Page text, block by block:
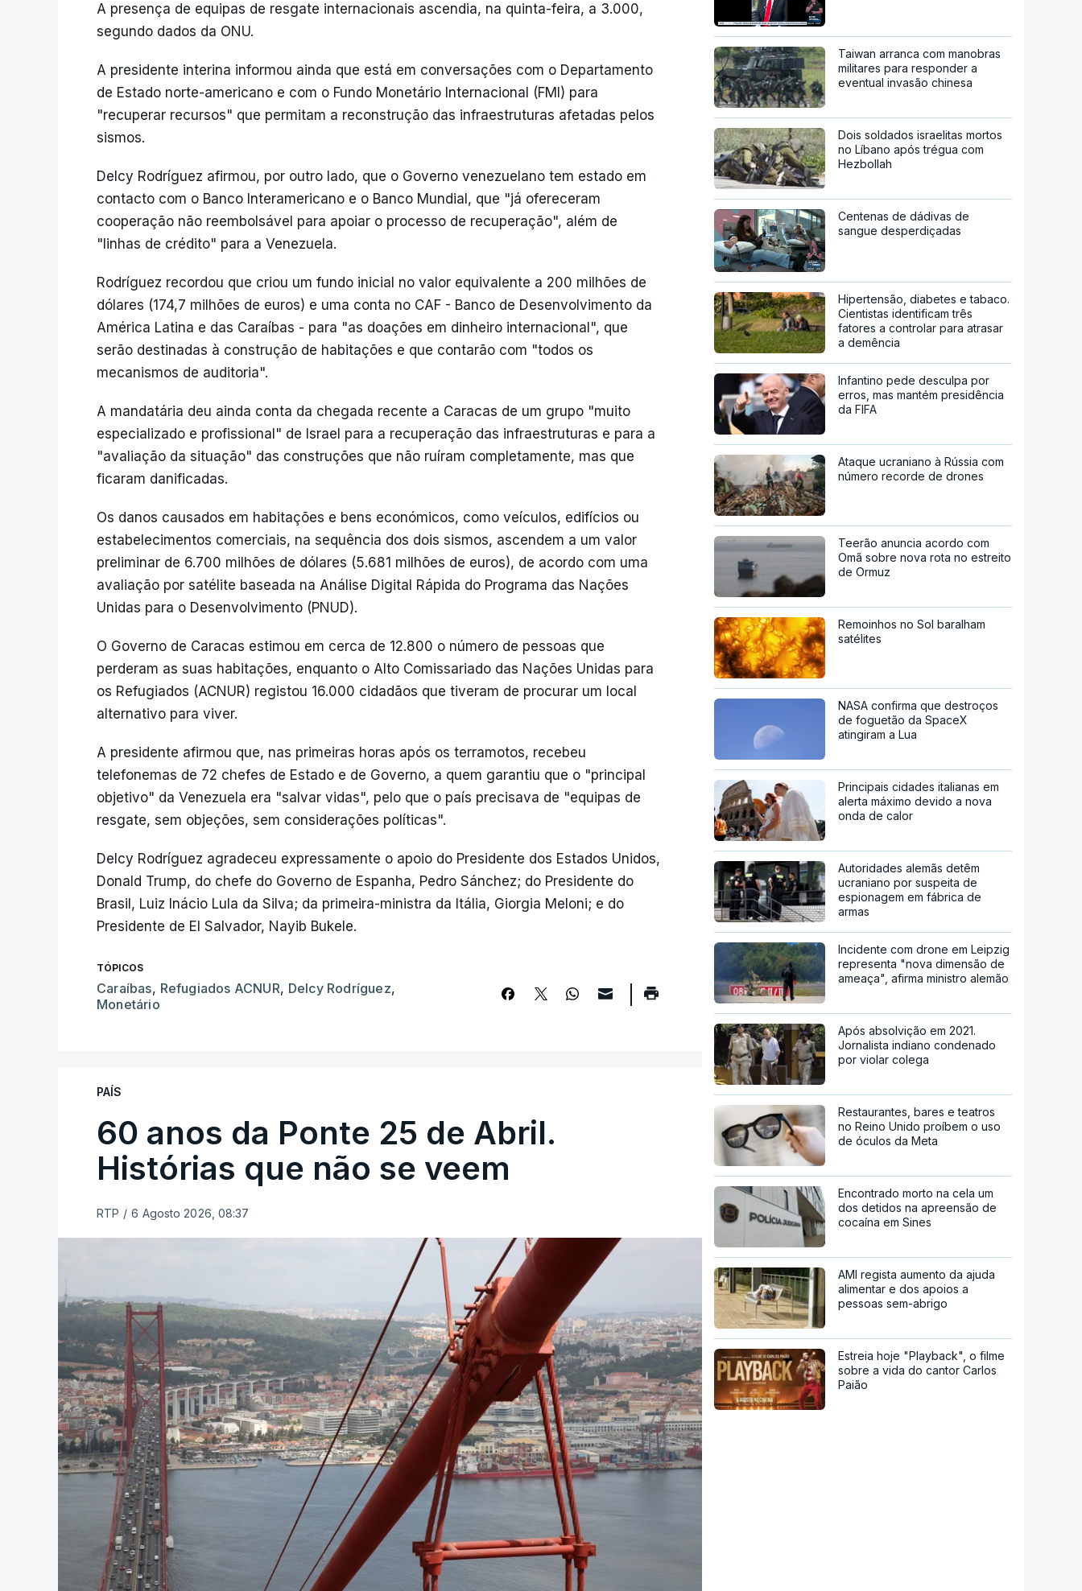
A presença de equipas de resgate internacionais ascendia, na quinta-feira, a 3.000,
segundo dados da ONU.
A presidente interina informou ainda que está em conversações com o Departamento
de Estado norte-americano e com o Fundo Monetário Internacional (FMI) para
"recuperar recursos" que permitam a reconstrução das infraestruturas afetadas pelos
sismos.
Delcy Rodríguez afirmou, por outro lado, que o Governo venezuelano tem estado em
contacto com o Banco Interamericano e o Banco Mundial, que "já ofereceram
cooperação não reembolsável para apoiar o processo de recuperação", além de
"linhas de crédito" para a Venezuela.
Rodríguez recordou que criou um fundo inicial no valor equivalente a 200 milhões de
dólares (174,7 milhões de euros) e uma conta no CAF - Banco de Desenvolvimento da
América Latina e das Caraíbas - para "as doações em dinheiro internacional", que
serão destinadas à construção de habitações e que contarão com "todos os
mecanismos de auditoria".
A mandatária deu ainda conta da chegada recente a Caracas de um grupo "muito
especializado e profissional" de Israel para a recuperação das infraestruturas e para a
"avaliação da situação" das construções que não ruíram completamente, mas que
ficaram danificadas.
Os danos causados em habitações e bens económicos, como veículos, edifícios ou
estabelecimentos comerciais, na sequência dos dois sismos, ascendem a um valor
preliminar de 6.700 milhões de dólares (5.681 milhões de euros), de acordo com uma
avaliação por satélite baseada na Análise Digital Rápida do Programa das Nações
Unidas para o Desenvolvimento (PNUD).
O Governo de Caracas estimou em cerca de 12.800 o número de pessoas que
perderam as suas habitações, enquanto o Alto Comissariado das Nações Unidas para
os Refugiados (ACNUR) registou 16.000 cidadãos que tiveram de procurar um local
alternativo para viver.
A presidente afirmou que, nas primeiras horas após os terramotos, recebeu
telefonemas de 72 chefes de Estado e de Governo, a quem garantiu que o "principal
objetivo" da Venezuela era "salvar vidas", pelo que o país precisava de "equipas de
resgate, sem objeções, sem considerações políticas".
Delcy Rodríguez agradeceu expressamente o apoio do Presidente dos Estados Unidos,
Donald Trump, do chefe do Governo de Espanha, Pedro Sánchez; do Presidente do
Brasil, Luiz Inácio Lula da Silva; da primeira-ministra da Itália, Giorgia Meloni; e do
Presidente de El Salvador, Nayib Bukele.
TÓPICOS
Caraíbas, Refugiados ACNUR, Delcy Rodríguez,
Monetário
PAÍS
60 anos da Ponte 25 de Abril.
Histórias que não se veem
RTP / 6 Agosto 2026, 08:37
Taiwan arranca com manobras
militares para responder a
eventual invasão chinesa
Dois soldados israelitas mortos
no Líbano após trégua com
Hezbollah
Centenas de dádivas de
sangue desperdiçadas
Hipertensão, diabetes e tabaco.
Cientistas identificam três
fatores a controlar para atrasar
a demência
Infantino pede desculpa por
erros, mas mantém presidência
da FIFA
Ataque ucraniano à Rússia com
número recorde de drones
Teerão anuncia acordo com
Omã sobre nova rota no estreito
de Ormuz
Remoinhos no Sol baralham
satélites
NASA confirma que destroços
de foguetão da SpaceX
atingiram a Lua
Principais cidades italianas em
alerta máximo devido a nova
onda de calor
Autoridades alemãs detêm
ucraniano por suspeita de
espionagem em fábrica de
armas
Incidente com drone em Leipzig
representa "nova dimensão de
ameaça", afirma ministro alemão
Após absolvição em 2021.
Jornalista indiano condenado
por violar colega
Restaurantes, bares e teatros
no Reino Unido proíbem o uso
de óculos da Meta
Encontrado morto na cela um
dos detidos na apreensão de
cocaína em Sines
AMI regista aumento da ajuda
alimentar e dos apoios a
pessoas sem-abrigo
Estreia hoje "Playback", o filme
sobre a vida do cantor Carlos
Paião